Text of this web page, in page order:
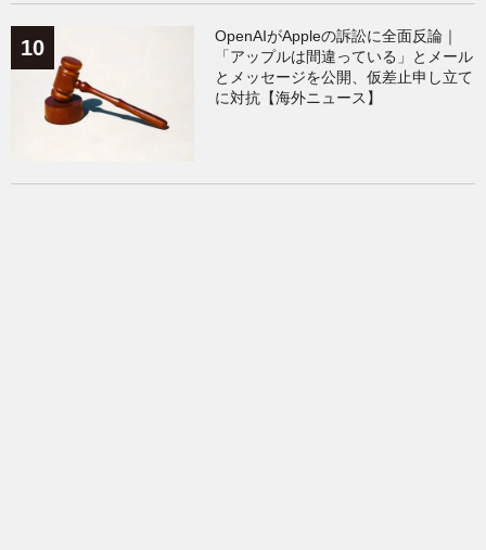
OpenAIがAppleの訴訟に全面反論｜
「アップルは間違っている」とメール
とメッセージを公開、仮差止申し立て
に対抗【海外ニュース】